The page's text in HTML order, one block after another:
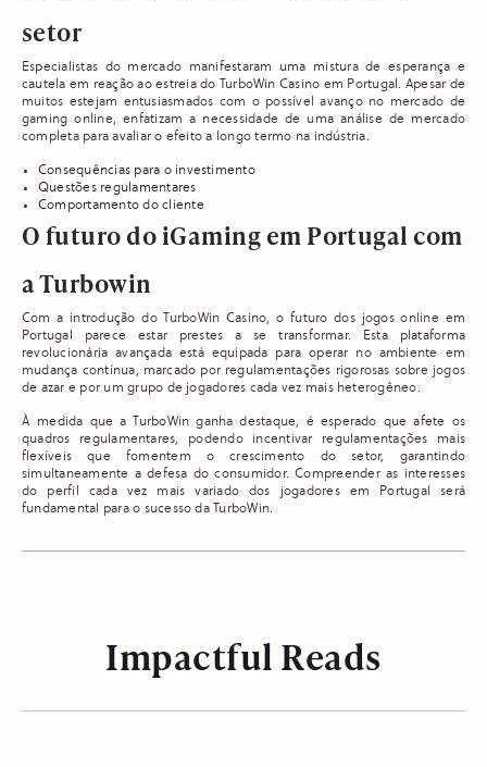
setor
Especialistas do mercado manifestaram uma mistura de esperança e
cautela em reação ao estreia do TurboWin Casino em Portugal. Apesar de
muitos estejam entusiasmados com o possível avanço no mercado de
gaming online, enfatizam a necessidade de uma análise de mercado
completa para avaliar o efeito a longo termo na indústria.
Consequências para o investimento
Questões regulamentares
Comportamento do cliente
O futuro do iGaming em Portugal com
a Turbowin
Com a introdução do TurboWin Casino, o futuro dos jogos online em
Portugal parece estar prestes a se transformar. Esta plataforma
revolucionária avançada está equipada para operar no ambiente em
mudança contínua, marcado por regulamentações rigorosas sobre jogos
de azar e por um grupo de jogadores cada vez mais heterogêneo.
À medida que a TurboWin ganha destaque, é esperado que afete os
quadros regulamentares, podendo incentivar regulamentações mais
flexíveis que fomentem o crescimento do setor, garantindo
simultaneamente a defesa do consumidor. Compreender as interesses
do perfil cada vez mais variado dos jogadores em Portugal será
fundamental para o sucesso da TurboWin.
Impactful Reads